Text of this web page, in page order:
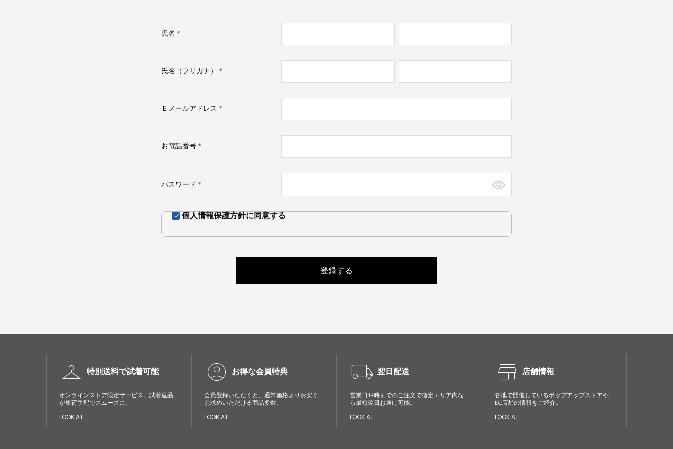
氏名
氏名（フリガナ）
Ｅメールアドレス
お電話番号
パスワード
個人情報保護方針に同意する
登録する
checkroom 特別送料で試着可能
オンラインストア限定サービス。試着返品
が集荷手配でスムーズに。
LOOK AT
account_circle お得な会員特典
会員登録いただくと、通常価格よりお安く
お求めいただける商品多数。
LOOK AT
local_shipping 翌日配送
営業日14時までのご注文で指定エリア内な
ら最短翌日お届け可能。
LOOK AT
store 店舗情報
各地で開催しているポップアップストアや
EC店舗の情報をご紹介。
LOOK AT